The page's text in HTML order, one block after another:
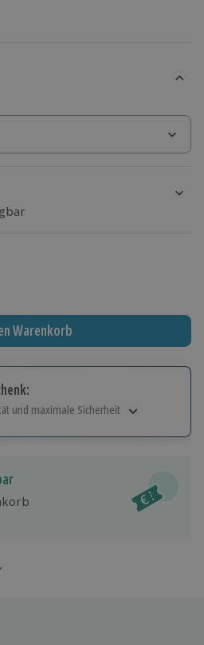
Warenkorb
und maximale Sicherheit
einlösbar.